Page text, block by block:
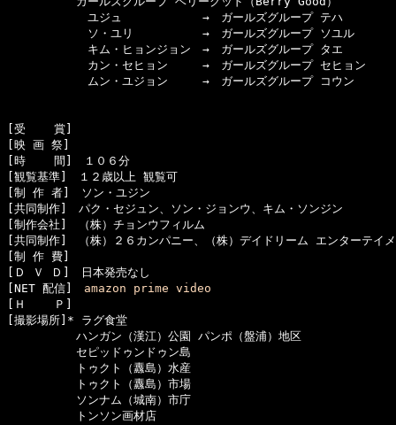
ユジュ　　　　　　　→　ガールズグループ テハ
ソ・ユリ　　　　　　→　ガールズグループ ソユル
キム・ヒョンジョン　→　ガールズグループ タエ
カン・セヒョン　　　→　ガールズグループ セヒョン
ムン・ユジョン　　　→　ガールズグループ コウン
[受    賞]
[映 画 祭]
[時    間]　１０６分
[観覧基準]　１２歳以上 観覧可
[制 作 者]　ソン・ユジン
[共同制作]　パク・セジュン、ソン・ジョンウ、キム・ソンジン
[制作会社]　（株）チョンウフィルム
[共同制作]　（株）２６カンパニー、（株）デイドリーム エンターテイ
[制 作 費]
[Ｄ Ｖ Ｄ]　日本発売なし
[NET 配信] amazon prime video
[Ｈ    Ｐ]
[撮影場所]* ラグ食堂
ハンガン（漢江）公園 パンポ（盤浦）地区
セピッドゥンドゥン島
トゥクト（纛島）水産
トゥクト（纛島）市場
ソンナム（城南）市庁
トンソン画材店